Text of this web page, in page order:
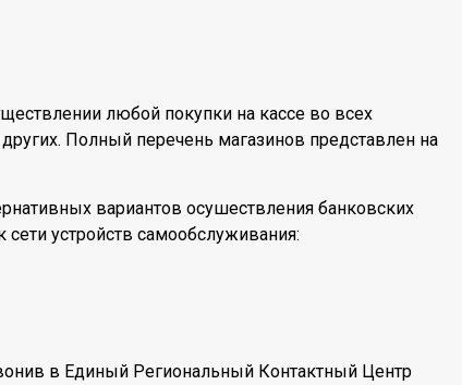
любой покупки на кассе во всех
Полный перечень магазинов представлен на
вариантов осушествления банковских
устройств самообслуживания:
в Единый Региональный Контактный Центр